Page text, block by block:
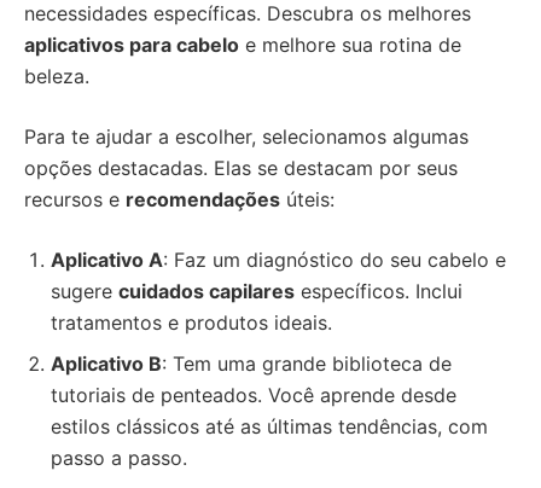
necessidades específicas. Descubra os melhores
aplicativos para cabelo e melhore sua rotina de
beleza.
Para te ajudar a escolher, selecionamos algumas
opções destacadas. Elas se destacam por seus
recursos e recomendações úteis:
Aplicativo A: Faz um diagnóstico do seu cabelo e
sugere cuidados capilares específicos. Inclui
tratamentos e produtos ideais.
Aplicativo B: Tem uma grande biblioteca de
tutoriais de penteados. Você aprende desde
estilos clássicos até as últimas tendências, com
passo a passo.